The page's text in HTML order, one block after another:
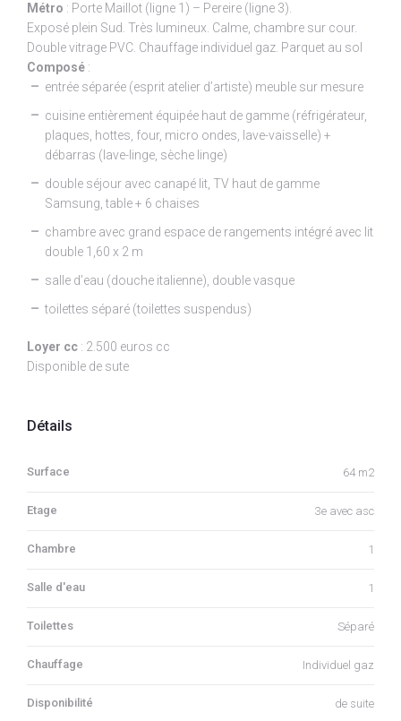
Métro : Porte Maillot (ligne 1) – Pereire (ligne 3).
Exposé plein Sud. Très lumineux. Calme, chambre sur cour.
Double vitrage PVC. Chauffage individuel gaz. Parquet au sol
Composé :
entrée séparée (esprit atelier d’artiste) meuble sur mesure
cuisine entièrement équipée haut de gamme (réfrigérateur,
plaques, hottes, four, micro ondes, lave-vaisselle) +
débarras (lave-linge, sèche linge)
double séjour avec canapé lit, TV haut de gamme
Samsung, table + 6 chaises
chambre avec grand espace de rangements intégré avec lit
double 1,60 x 2 m
salle d’eau (douche italienne), double vasque
toilettes séparé (toilettes suspendus)
Loyer cc : 2.500 euros cc
Disponible de sute
Détails
Surface 64 m2
Etage 3e avec asc
Chambre 1
Salle d'eau 1
Toilettes Séparé
Chauffage Individuel gaz
Disponibilité de suite